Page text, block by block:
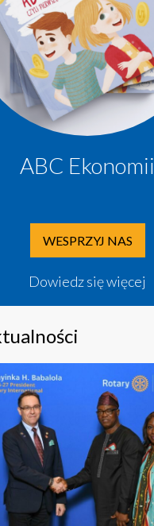
ABC Ekonomii
WESPRZYJ NAS
Dowiedz się więcej